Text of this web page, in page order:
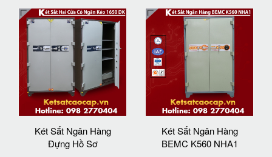
Két Sắt Ngân Hàng
Đựng Hồ Sơ
Két Sắt Ngân Hàng
BEMC K560 NHA1